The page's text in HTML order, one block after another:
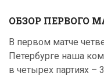
ОБЗОР ПЕРВОГО
В первом матче
Петербурге наша
в четырех партиях –